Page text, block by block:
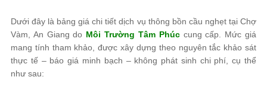
Dưới đây là bảng giá chi tiết dịch vụ thông bồn cầu nghẹt tại Chợ
Vàm, An Giang do Môi Trường Tâm Phúccung cấp. Mức giá
mang tính tham khảo, được xây dựng theo nguyên tắc khảo sát
thực tế – báo giá minh bạch – không phát sinh chi phí, cụ thể
như sau: